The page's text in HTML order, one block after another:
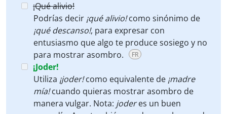
¡Qué alivio!
Podrías decir ¡qué alivio!como sinónimo de
¡qué descanso!, para expresar con
entusiasmo que algo te produce sosiego y no
para mostrar asombro.
FR
¡Joder!
Utiliza ¡joder!como equivalente de ¡madre
mía!cuando quieras mostrar asombro de
manera vulgar. Nota: joderes un buen